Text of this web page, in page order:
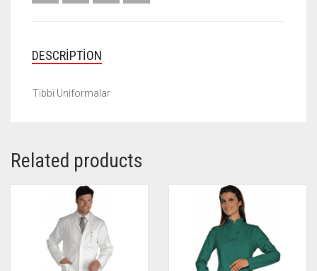
DESCRIPTION
Tibbi Uniformalar
Related products